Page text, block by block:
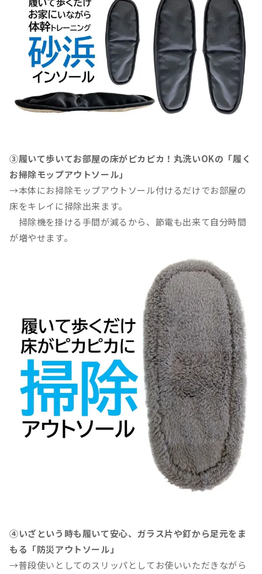
③履いて歩いてお部屋の床がピカピカ！丸洗いOKの「履く
お掃除モップアウトソール」
→本体にお掃除モップアウトソール付けるだけでお部屋の
床をキレイに掃除出来ます。
掃除機を掛ける手間が減るから、節電も出来て自分時間
が増やせます。
④いざという時も履いて安心、ガラス片や釘から足元をま
もる「防災アウトソール」
→普段使いとしてのスリッパとしてお使いいただきながら